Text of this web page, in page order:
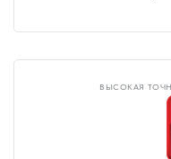
ВЫСОКАЯ